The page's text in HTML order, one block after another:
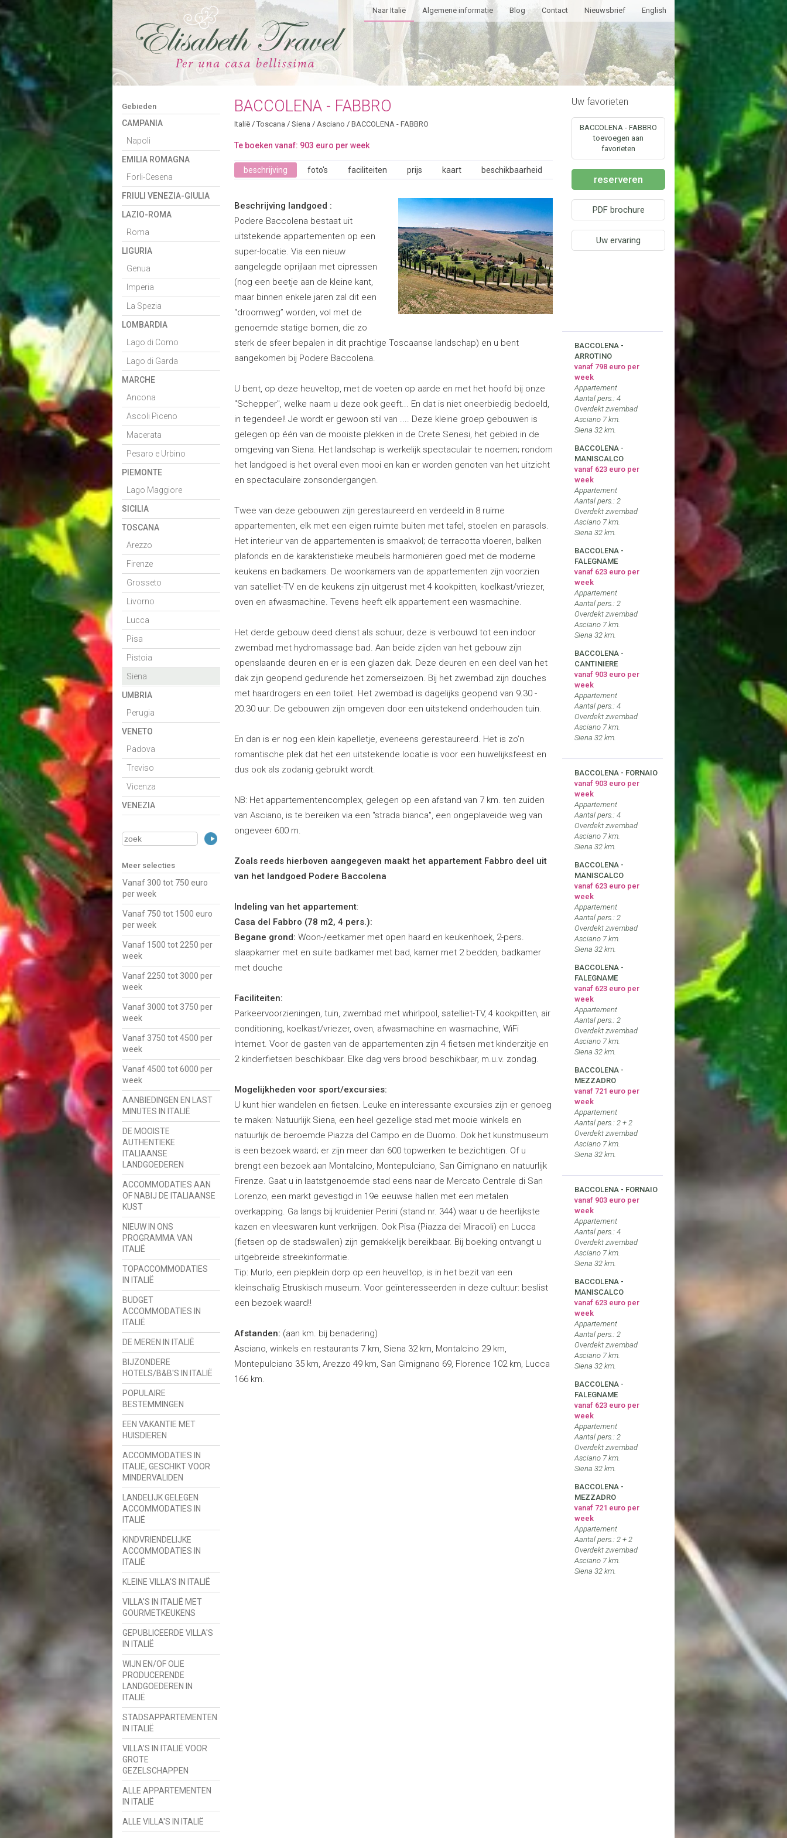
Naar Italië Algemene informatie Blog Contact Nieuwsbrief English
Gebieden
CAMPANIA
Napoli
EMILIA ROMAGNA
Forli-Cesena
FRIULI VENEZIA-GIULIA
LAZIO-ROMA
Roma
LIGURIA
Genua
Imperia
La Spezia
LOMBARDIA
Lago di Como
Lago di Garda
MARCHE
Ancona
Ascoli Piceno
Macerata
Pesaro e Urbino
PIEMONTE
Lago Maggiore
SICILIA
TOSCANA
Arezzo
Firenze
Grosseto
Livorno
Lucca
Pisa
Pistoia
Siena
UMBRIA
Perugia
VENETO
Padova
Treviso
Vicenza
VENEZIA
Meer selecties
Vanaf 300 tot 750 euro
per week
Vanaf 750 tot 1500 euro
per week
Vanaf 1500 tot 2250 per
week
Vanaf 2250 tot 3000 per
week
Vanaf 3000 tot 3750 per
week
Vanaf 3750 tot 4500 per
week
Vanaf 4500 tot 6000 per
week
AANBIEDINGEN EN LAST
MINUTES IN ITALIË
DE MOOISTE
AUTHENTIEKE
ITALIAANSE
LANDGOEDEREN
ACCOMMODATIES AAN
OF NABIJ DE ITALIAANSE
KUST
NIEUW IN ONS
PROGRAMMA VAN
ITALIË
TOPACCOMMODATIES
IN ITALIË
BUDGET
ACCOMMODATIES IN
ITALIË
DE MEREN IN ITALIË
BIJZONDERE
HOTELS/B&B'S IN ITALIË
POPULAIRE
BESTEMMINGEN
EEN VAKANTIE MET
HUISDIEREN
ACCOMMODATIES IN
ITALIË, GESCHIKT VOOR
MINDERVALIDEN
LANDELIJK GELEGEN
ACCOMMODATIES IN
ITALIË
KINDVRIENDELIJKE
ACCOMMODATIES IN
ITALIË
KLEINE VILLA'S IN ITALIË
VILLA'S IN ITALIË MET
GOURMETKEUKENS
GEPUBLICEERDE VILLA'S
IN ITALIË
WIJN EN/OF OLIE
PRODUCERENDE
LANDGOEDEREN IN
ITALIË
STADSAPPARTEMENTEN
IN ITALIË
VILLA'S IN ITALIË VOOR
GROTE
GEZELSCHAPPEN
ALLE APPARTEMENTEN
IN ITALIË
ALLE VILLA'S IN ITALIË
BACCOLENA - FABBRO
Italië / Toscana / Siena / Asciano / BACCOLENA - FABBRO
Te boeken vanaf: 903 euro per week
beschrijving foto's faciliteiten prijs kaart beschikbaarheid
Beschrijving landgoed :
Podere Baccolena bestaat uit
uitstekende appartementen op een
super-locatie. Via een nieuw
aangelegde oprijlaan met cipressen
(nog een beetje aan de kleine kant,
maar binnen enkele jaren zal dit een
“droomweg” worden, vol met de
genoemde statige bomen, die zo
sterk de sfeer bepalen in dit prachtige Toscaanse landschap) en u bent
aangekomen bij Podere Baccolena.
U bent, op deze heuveltop, met de voeten op aarde en met het hoofd bij onze
"Schepper", welke naam u deze ook geeft... En dat is niet oneerbiedig bedoeld,
in tegendeel! Je wordt er gewoon stil van .... Deze kleine groep gebouwen is
gelegen op één van de mooiste plekken in de Crete Senesi, het gebied in de
omgeving van Siena. Het landschap is werkelijk spectaculair te noemen; rondom
het landgoed is het overal even mooi en kan er worden genoten van het uitzicht
en spectaculaire zonsondergangen.
Twee van deze gebouwen zijn gerestaureerd en verdeeld in 8 ruime
appartementen, elk met een eigen ruimte buiten met tafel, stoelen en parasols.
Het interieur van de appartementen is smaakvol; de terracotta vloeren, balken
plafonds en de karakteristieke meubels harmoniëren goed met de moderne
keukens en badkamers. De woonkamers van de appartementen zijn voorzien
van satelliet-TV en de keukens zijn uitgerust met 4 kookpitten, koelkast/vriezer,
oven en afwasmachine. Tevens heeft elk appartement een wasmachine.
Het derde gebouw deed dienst als schuur; deze is verbouwd tot een indoor
zwembad met hydromassage bad. Aan beide zijden van het gebouw zijn
openslaande deuren en er is een glazen dak. Deze deuren en een deel van het
dak zijn geopend gedurende het zomerseizoen. Bij het zwembad zijn douches
met haardrogers en een toilet. Het zwembad is dagelijks geopend van 9.30 -
20.30 uur. De gebouwen zijn omgeven door een uitstekend onderhouden tuin.
En dan is er nog een klein kapelletje, eveneens gerestaureerd. Het is zo’n
romantische plek dat het een uitstekende locatie is voor een huwelijksfeest en
dus ook als zodanig gebruikt wordt.
NB: Het appartementencomplex, gelegen op een afstand van 7 km. ten zuiden
van Asciano, is te bereiken via een "strada bianca", een ongeplaveide weg van
ongeveer 600 m.
Zoals reeds hierboven aangegeven maakt het appartement Fabbro deel uit
van het landgoed Podere Baccolena
Indeling van het appartement:
Casa del Fabbro (78 m2, 4 pers.):
Begane grond: Woon-/eetkamer met open haard en keukenhoek, 2-pers.
slaapkamer met en suite badkamer met bad, kamer met 2 bedden, badkamer
met douche
Faciliteiten:
Parkeervoorzieningen, tuin, zwembad met whirlpool, satelliet-TV, 4 kookpitten, air
conditioning, koelkast/vriezer, oven, afwasmachine en wasmachine, WiFi
Internet. Voor de gasten van de appartementen zijn 4 fietsen met kinderzitje en
2 kinderfietsen beschikbaar. Elke dag vers brood beschikbaar, m.u.v. zondag.
Mogelijkheden voor sport/excursies:
U kunt hier wandelen en fietsen. Leuke en interessante excursies zijn er genoeg
te maken: Natuurlijk Siena, een heel gezellige stad met mooie winkels en
natuurlijk de beroemde Piazza del Campo en de Duomo. Ook het kunstmuseum
is een bezoek waard; er zijn meer dan 600 topwerken te bezichtigen. Of u
brengt een bezoek aan Montalcino, Montepulciano, San Gimignano en natuurlijk
Firenze. Gaat u in laatstgenoemde stad eens naar de Mercato Centrale di San
Lorenzo, een markt gevestigd in 19e eeuwse hallen met een metalen
overkapping. Ga langs bij kruidenier Perini (stand nr. 344) waar u de heerlijkste
kazen en vleeswaren kunt verkrijgen. Ook Pisa (Piazza dei Miracoli) en Lucca
(fietsen op de stadswallen) zijn gemakkelijk bereikbaar. Bij boeking ontvangt u
uitgebreide streekinformatie.
Tip: Murlo, een piepklein dorp op een heuveltop, is in het bezit van een
kleinschalig Etruskisch museum. Voor geïnteresseerden in deze cultuur: beslist
een bezoek waard!!
Afstanden: (aan km. bij benadering)
Asciano, winkels en restaurants 7 km, Siena 32 km, Montalcino 29 km,
Montepulciano 35 km, Arezzo 49 km, San Gimignano 69, Florence 102 km, Lucca
166 km.
Uw favorieten
BACCOLENA - FABBRO
toevoegen aan
favorieten
reserveren
PDF brochure
Uw ervaring
BACCOLENA -
ARROTINO
vanaf 798 euro per
week
Appartement
Aantal pers.: 4
Overdekt zwembad
Asciano 7 km.
Siena 32 km.
BACCOLENA -
MANISCALCO
vanaf 623 euro per
week
Appartement
Aantal pers.: 2
Overdekt zwembad
Asciano 7 km.
Siena 32 km.
BACCOLENA -
FALEGNAME
vanaf 623 euro per
week
Appartement
Aantal pers.: 2
Overdekt zwembad
Asciano 7 km.
Siena 32 km.
BACCOLENA -
CANTINIERE
vanaf 903 euro per
week
Appartement
Aantal pers.: 4
Overdekt zwembad
Asciano 7 km.
Siena 32 km.
BACCOLENA - FORNAIO
vanaf 903 euro per
week
Appartement
Aantal pers.: 4
Overdekt zwembad
Asciano 7 km.
Siena 32 km.
BACCOLENA -
MANISCALCO
vanaf 623 euro per
week
Appartement
Aantal pers.: 2
Overdekt zwembad
Asciano 7 km.
Siena 32 km.
BACCOLENA -
FALEGNAME
vanaf 623 euro per
week
Appartement
Aantal pers.: 2
Overdekt zwembad
Asciano 7 km.
Siena 32 km.
BACCOLENA -
MEZZADRO
vanaf 721 euro per
week
Appartement
Aantal pers.: 2 + 2
Overdekt zwembad
Asciano 7 km.
Siena 32 km.
BACCOLENA - FORNAIO
vanaf 903 euro per
week
Appartement
Aantal pers.: 4
Overdekt zwembad
Asciano 7 km.
Siena 32 km.
BACCOLENA -
MANISCALCO
vanaf 623 euro per
week
Appartement
Aantal pers.: 2
Overdekt zwembad
Asciano 7 km.
Siena 32 km.
BACCOLENA -
FALEGNAME
vanaf 623 euro per
week
Appartement
Aantal pers.: 2
Overdekt zwembad
Asciano 7 km.
Siena 32 km.
BACCOLENA -
MEZZADRO
vanaf 721 euro per
week
Appartement
Aantal pers.: 2 + 2
Overdekt zwembad
Asciano 7 km.
Siena 32 km.